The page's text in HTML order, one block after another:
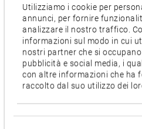
Utilizziamo i cookie per
annunci, per fornire
analizzare il nostro traffico.
informazioni sul modo in cui
nostri partner che si
pubblicità e social media, i
con altre informazioni che ha
raccolto dal suo utilizzo dei
Velocidad del husillo
400
Numero utensili
23, [35], [59]
Motor [kW]
45/37 [75/60]